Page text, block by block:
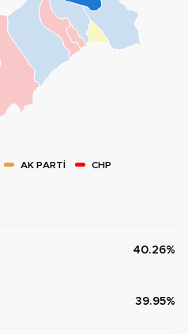
AK PARTİ CHP
40.26%
39.95%